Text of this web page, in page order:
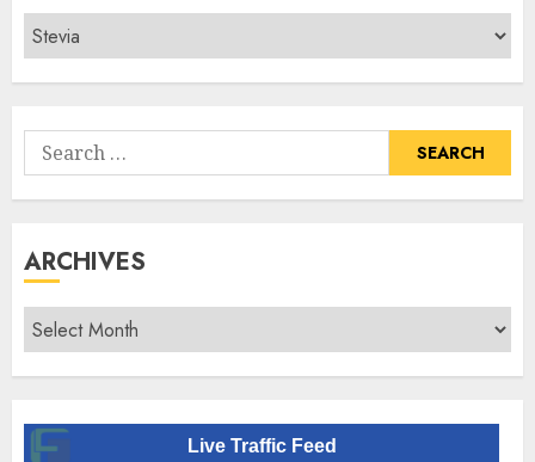
Cari
Senarai
Tumbuhan
Search
for:
ARCHIVES
Archives
Live Traffic Feed